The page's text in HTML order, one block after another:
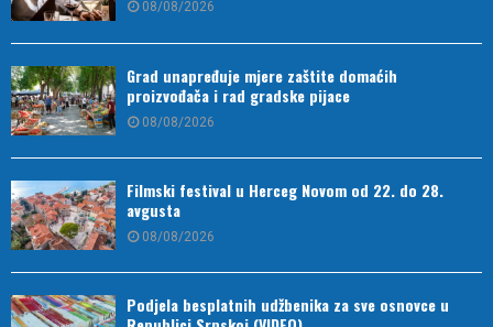
08/08/2026
Grad unapređuje mjere zaštite domaćih
proizvođača i rad gradske pijace
08/08/2026
Filmski festival u Herceg Novom od 22. do 28.
avgusta
08/08/2026
Podjela besplatnih udžbenika za sve osnovce u